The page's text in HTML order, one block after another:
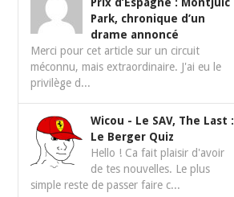
Park, chronique d’un
drame annoncé
Merci pour cet article sur un circuit
méconnu, mais extraordinaire. J'ai eu le
privilège d...
Wicou - Le SAV, The Last :
Le Berger Quiz
Hello ! Ca fait plaisir d'avoir
de tes nouvelles. Le plus
simple reste de passer faire c...